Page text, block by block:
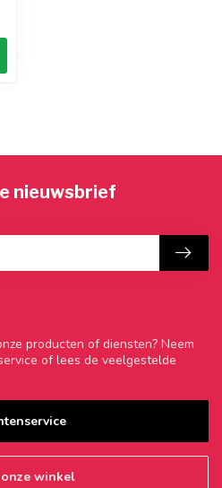
producten of diensten? Neem
of lees de veelgestelde
winkel
nieuwsbrief